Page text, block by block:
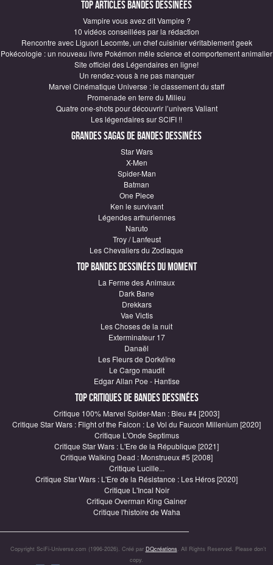
Top articles Bandes Dessinées
Vampire vous avez dit Vampire ?
10 vidéos conseillées par la rédaction
Rencontre avec Liguori Lecomte, un chef cuisinier véritablement geek
Pokécologie : un nouveau livre Pokémon mêle science et comportement animalier
Site officiel des Légendaires en ligne!
Un rendez-vous à ne pas manquer
Marvel Cinématique Universe : le classement du staff
Promenade en terre du Milieu
Quatre one-shots pour découvrir l’univers Valiant
Les légendaires sur SCIFI !!
Grandes sagas de Bandes Dessinées
Star Wars
X-Men
Spider-Man
Batman
One Piece
Ken le survivant
Légendes arthuriennes
Naruto
Troy / Lanfeust
Les Chevaliers du Zodiaque
Top Bandes Dessinées du moment
La Ferme des Animaux
Dark Bane
Drekkars
Vae Victis
Les Choses de la nuit
Exterminateur 17
Danaël
Les Fleurs de Dorkéïne
Le Cargo maudit
Edgar Allan Poe - Hantise
Top critiques de Bandes Dessinées
Critique 100% Marvel Spider-Man : Bleu #4 [2003]
Critique Star Wars : Flight of the Falcon : Le Vol du Faucon Millenium [2020]
Critique L'Onde Septimus
Critique Star Wars : L'Ere de la République [2021]
Critique Walking Dead : Monstrueux #5 [2008]
Critique Lucille...
Critique Star Wars : L'Ere de la Résistance : Les Héros [2020]
Critique L'Incal Noir
Critique Overman King Gainer
Critique l'histoire de Waha
Copyright SciFi-Universe.com (1996-2026). Créé par DQcréations. All Rights Reserved. Please don’t
copy.